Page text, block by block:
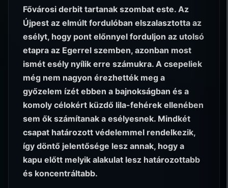
Fővárosi derbit tartanak szombat este. Az
Újpest az elmúlt fordulóban elszalasztotta az
esélyt, hogy pont előnnyel forduljon az utolsó
etapra az Egerrel szemben, azonban most
ismét esély nyílik erre számukra. A csepeliek
még nem nagyon érezhették meg a
győzelem ízét ebben a bajnokságban és a
komoly célokért küzdő lila-fehérek ellenében
sem ők számítanak a esélyesnek. Mindkét
csapat határozott védelemmel rendelkezik,
így döntő jelentősége lesz annak, hogy a
kapu előtt melyik alakulat lesz határozottabb
és koncentráltabb.